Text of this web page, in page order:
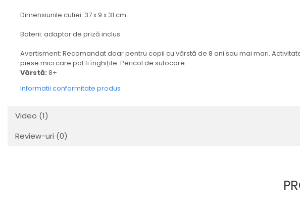
Dimensiunile cutiei: 37 x 9 x 31 cm
Baterii: adaptor de priză inclus.
Avertisment: Recomandat doar pentru copii cu vârstă de 8 ani sau mai mari.
piese mici care pot fi înghițite. Pericol de sufocare.
Vârstă: 8+
Informatii conformitate produs
Video (1)
Review-uri (0)